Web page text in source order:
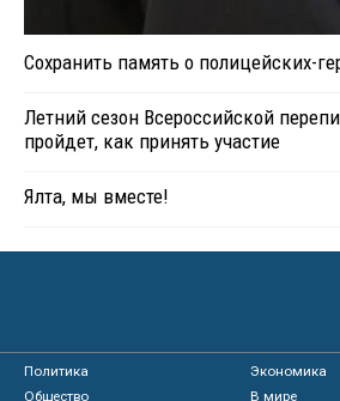
Сохранить память о полицейских-
Летний сезон Всероссийской
пройдет, как принять участие
Ялта, мы вместе!
Политика
Экономика
Общество
В мире